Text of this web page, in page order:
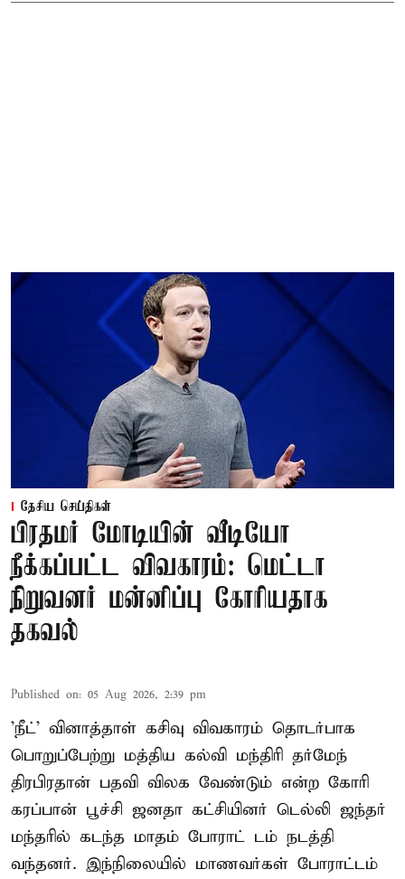
தேசிய செய்திகள்
பிரதமர் மோடியின் வீடியோ
நீக்கப்பட்ட விவகாரம்: மெட்டா
நிறுவனர் மன்னிப்பு கோரியதாக
தகவல்
Published on: 05 Aug 2026, 2:39 pm
'நீட்' வினாத்தாள் கசிவு விவகாரம் தொடர்பாக
பொறுப்பேற்று மத்திய கல்வி மந்திரி தர்மேந்
திரபிரதான் பதவி விலக வேண்டும் என்ற கோரி
கரப்பான் பூச்சி ஜனதா கட்சியினர் டெல்லி ஜந்தர்
மந்தரில் கடந்த மாதம் போராட் டம் நடத்தி
வந்தனர். இந்நிலையில் மாணவர்கள் போராட்டம்